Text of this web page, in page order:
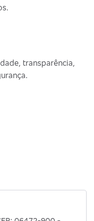
transparência,